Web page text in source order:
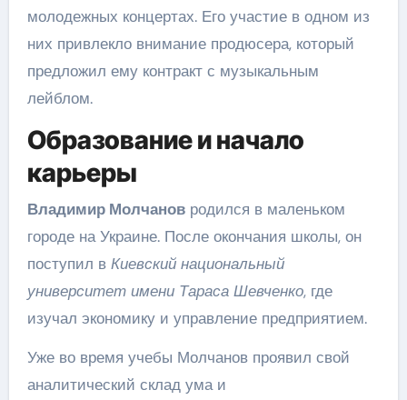
молодежных концертах. Его участие в одном из
них привлекло внимание продюсера, который
предложил ему контракт с музыкальным
лейблом.
Образование и начало
карьеры
Владимир Молчановродился в маленьком
городе на Украине. После окончания школы, он
поступил в Киевский национальный
университет имени Тараса Шевченко, где
изучал экономику и управление предприятием.
Уже во время учебы Молчанов проявил свой
аналитический склад ума и